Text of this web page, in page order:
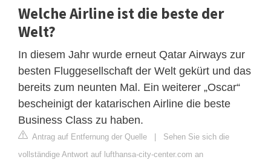
Welche Airline ist die beste der
Welt?
In diesem Jahr wurde erneut Qatar Airways zur
besten Fluggesellschaft der Welt gekürt und das
bereits zum neunten Mal. Ein weiterer „Oscar“
bescheinigt der katarischen Airline die beste
Business Class zu haben.
Antrag auf Entfernung der Quelle
Sehen Sie sich die
vollständige Antwort auf lufthansa-city-center.com an